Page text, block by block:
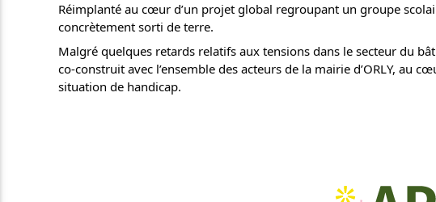
Réimplanté au cœur d’un projet global regroupant un groupe
concrètement sorti de terre.
Malgré quelques retards relatifs aux tensions dans le secteur du
co-construit avec l’ensemble des acteurs de la mairie d’ORLY, au
situation de handicap.